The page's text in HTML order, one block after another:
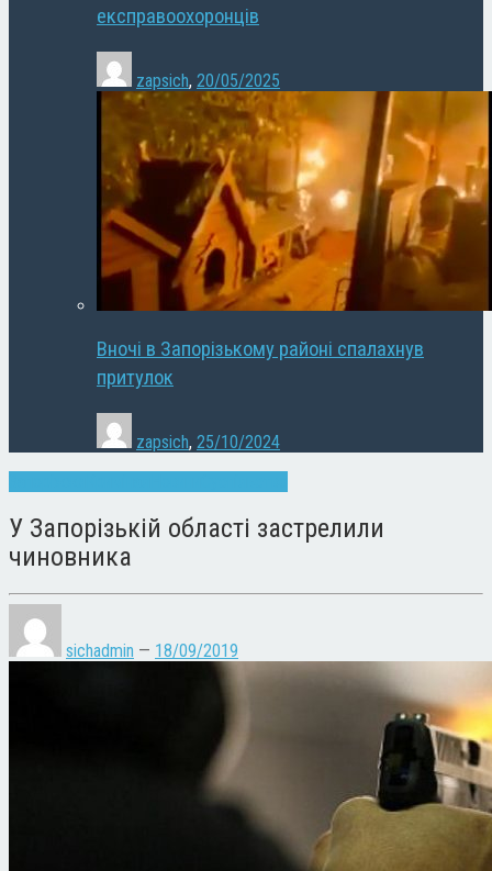
експравоохоронців
zapsich, 20/05/2025
Вночі в Запорізькому районі спалахнув
притулок
zapsich, 25/10/2024
У Запорізькій області застрелили
чиновника
sichadmin — 18/09/2019